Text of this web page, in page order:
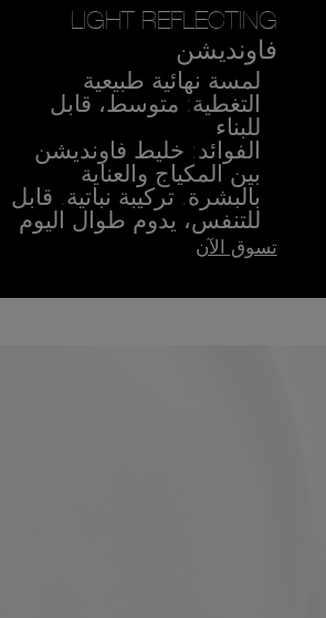
LIGHT REFLECTING
فاونديشن
لمسة نهائية طبيعية
التغطية: متوسط، قابل
للبناء
الفوائد: خليط فاونديشن
بين المكياج والعناية
بالبشرة. تركيبة نباتية. قابل
للتنفس، يدوم طوال اليوم
تسوق الآن